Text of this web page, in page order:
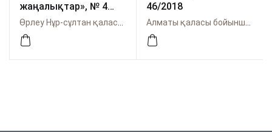
жаңалықтар», № 4
(72) 2020
46/2018